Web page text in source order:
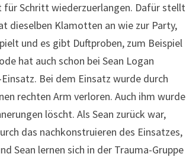
für Schritt wiederzuerlangen. Dafür stellt
dieselben Klamotten an wie zur Party,
und es gibt Duftproben, zum Beispiel
hat auch schon bei Sean Logan
Bei dem Einsatz wurde durch
rechten Arm verloren. Auch ihm wurde
löscht. Als Sean zurück war,
das nachkonstruieren des Einsatzes,
Sean lernen sich in der Trauma-Gruppe